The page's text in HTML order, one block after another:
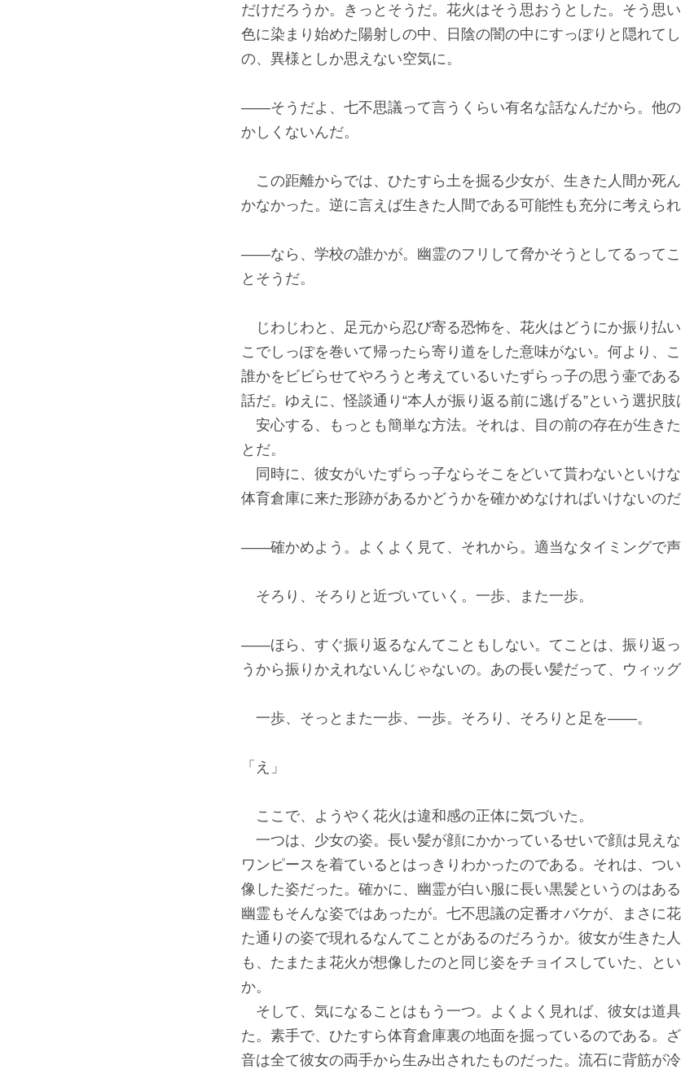
だけだろうか。きっとそうだ。花火はそう思おうとした。そう思
色に染まり始めた陽射しの中、日陰の闇の中にすっぽりと隠れて
の、異様としか思えない空気に。
――そうだよ、七不思議って言うくらい有名な話なんだから。他
かしくないんだ。
この距離からでは、ひたすら土を掘る少女が、生きた人間か死
かなかった。逆に言えば生きた人間である可能性も充分に考えられ
――なら、学校の誰かが。幽霊のフリして脅かそうとしてるって
とそうだ。
じわじわと、足元から忍び寄る恐怖を、花火はどうにか振り払
こでしっぽを巻いて帰ったら寄り道をした意味がない。何より、
誰かをビビらせてやろうと考えているいたずらっ子の思う壷であ
話だ。ゆえに、怪談通り“本人が振り返る前に逃げる”という選択肢
安心する、もっとも簡単な方法。それは、目の前の存在が生き
とだ。
同時に、彼女がいたずらっ子ならそこをどいて貰わないといけ
体育倉庫に来た形跡があるかどうかを確かめなければいけないのだ
――確かめよう。よくよく見て、それから。適当なタイミングで声
そろり、そろりと近づいていく。一歩、また一歩。
――ほら、すぐ振り返るなんてこともしない。てことは、振り返
うから振りかえれないんじゃないの。あの長い髪だって、ウィッ
一歩、そっとまた一歩、一歩。そろり、そろりと足を――。
「え」
ここで、ようやく花火は違和感の正体に気づいた。
一つは、少女の姿。長い髪が顔にかかっているせいで顔は見え
ワンピースを着ているとはっきりわかったのである。それは、つ
像した姿だった。確かに、幽霊が白い服に長い黒髪というのはあ
幽霊もそんな姿ではあったが。七不思議の定番オバケが、まさに
た通りの姿で現れるなんてことがあるのだろうか。彼女が生きた
も、たまたま花火が想像したのと同じ姿をチョイスしていた、と
か。
そして、気になることはもう一つ。よくよく見れば、彼女は道
た。素手で、ひたすら体育倉庫裏の地面を掘っているのである。
音は全て彼女の両手から生み出されたものだった。流石に背筋が